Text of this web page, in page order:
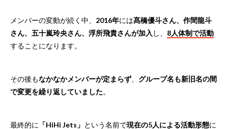
メンバーの変動が続く中、 2016年には髙橋優斗さん、作間龍斗
さん、五十嵐玲央さん、浮所飛貴さんが加入 し、 8人体制で活動
することになります。
その後もなかなかメンバーが定まらず
グループ名も新旧名の間
で変更を繰り返していました。
最終的に 「HiHi Jets」 という名前で現在の5人による活動形態に